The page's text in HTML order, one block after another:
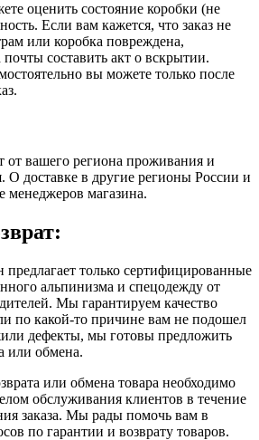
оценить состояние коробки (не
Если вам кажется, что заказ не
или коробка повреждена,
составить акт о вскрытии.
вы можете только после
от вашего региона проживания и
О доставке в другие регионы России и
менеджеров магазина.
только сертифицированные
альпинизма и спецодежду от
Мы гарантируем качество
по какой-то причине вам не подошел
дефекты, мы готовы предложить
или обмена.
или обмена товара необходимо
обслуживания клиентов в течение
заказа. Мы рады помочь вам в
по гарантии и возврату товаров.